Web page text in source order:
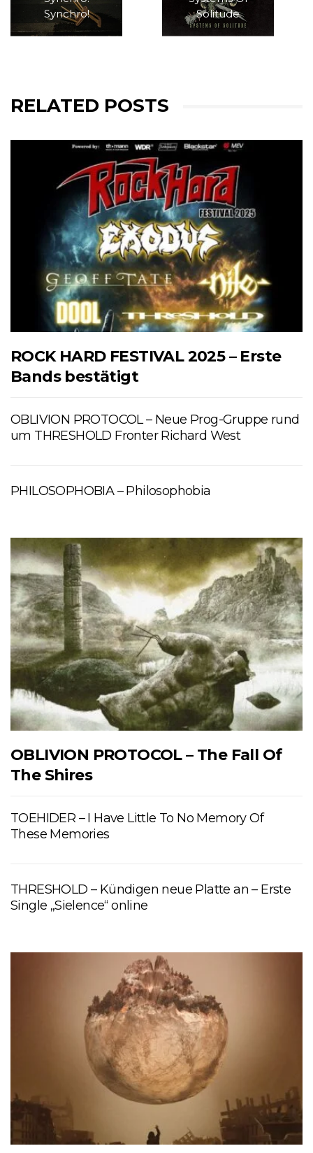
Synchro!
Solitude
RELATED POSTS
ROCK HARD FESTIVAL 2025 – Erste
Bands bestätigt
OBLIVION PROTOCOL – Neue Prog-Gruppe rund
um THRESHOLD Fronter Richard West
PHILOSOPHOBIA – Philosophobia
OBLIVION PROTOCOL – The Fall Of
The Shires
TOEHIDER – I Have Little To No Memory Of
These Memories
THRESHOLD – Kündigen neue Platte an – Erste
Single „Sielence“ online